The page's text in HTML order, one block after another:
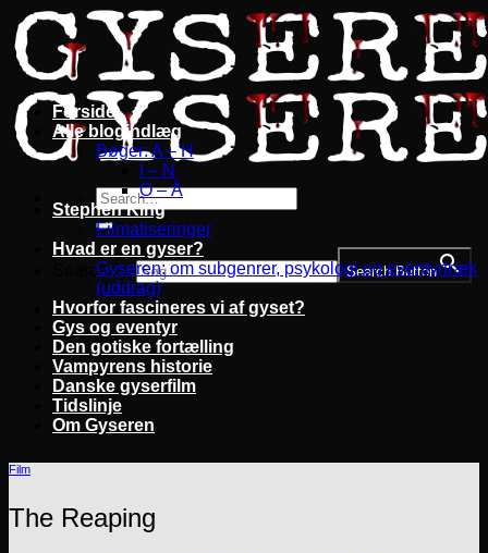
Fortsæt
til
indhold
Search for: Search Button
Forside
Alle blogindlæg
Bøger: A – H
I – N
O – Å
Stephen King
Filmatiseringer
Hvad er en gyser?
Gyseren: om subgenrer, psykologi og eventyrtræk
(uddrag)
Hvorfor fascineres vi af gyset?
Gys og eventyr
Den gotiske fortælling
Vampyrens historie
Danske gyserfilm
Tidslinje
Om Gyseren
Film
The Reaping